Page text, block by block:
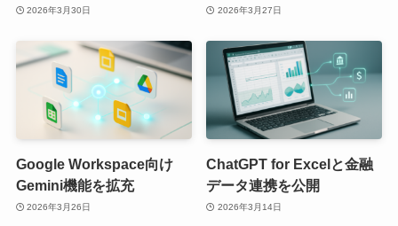
2026年3月30日 2026年3月27日
Google Workspace向け
Gemini機能を拡充
2026年3月26日
ChatGPT for Excelと金融
データ連携を公開
2026年3月14日